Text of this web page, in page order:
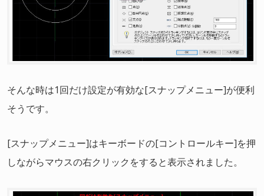
そんな時は1回だけ設定が有効な[スナップメニュー]が便利
そうです。
[スナップメニュー]はキーボードの[コントロールキー]を押
しながらマウスの右クリックをすると表示されました。